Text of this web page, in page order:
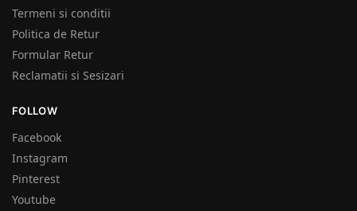
Termeni si conditii
Politica de Retur
Formular Retur
Reclamatii si Sesizari
FOLLOW
Facebook
Instagram
Pinterest
Youtube